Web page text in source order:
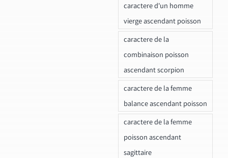
caractere d'un homme
vierge ascendant poisson
caractere de la
combinaison poisson
ascendant scorpion
caractere de la femme
balance ascendant poisson
caractere de la femme
poisson ascendant
sagittaire